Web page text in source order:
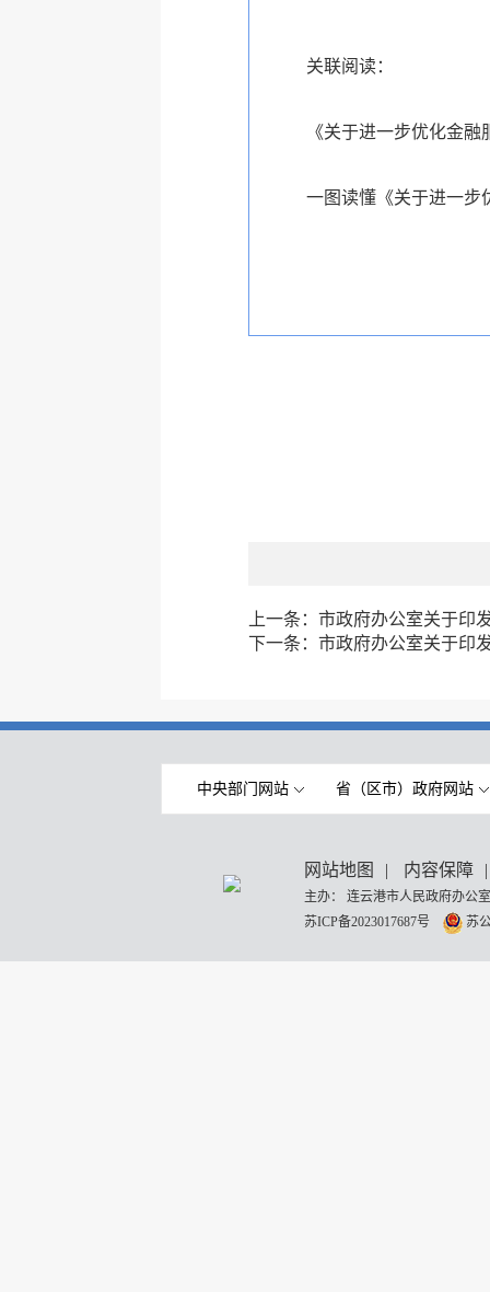
关联阅读：
《关于进一步优化金
一图读懂《关于进一步
上一条： 市政府办公室关于印
下一条： 市政府办公室关于印
中央部门网站 省（区市）政府网站
网站地图 | 内容保障 |
主办： 连云港市人民政府办
苏ICP备2023017687号
苏